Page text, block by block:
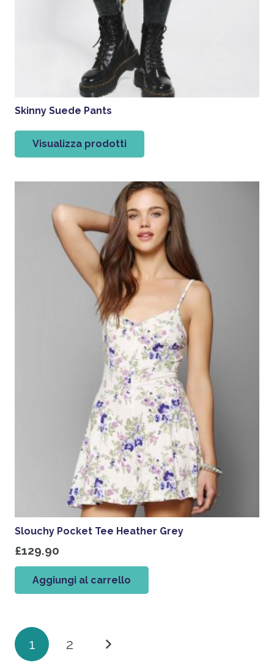
Skinny Suede Pants
Visualizza prodotti
Slouchy Pocket Tee Heather Grey
£129.90
Aggiungi al carrello
Paginazione
degli
1 2